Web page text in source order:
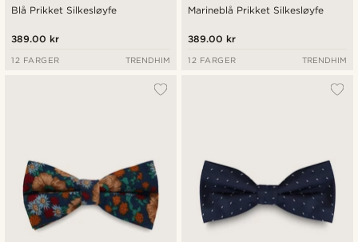
Blå Prikket Silkesløyfe
389.00 kr
12 FARGER TRENDHIM
Marineblå Prikket Silkesløyfe
389.00 kr
12 FARGER TRENDHIM